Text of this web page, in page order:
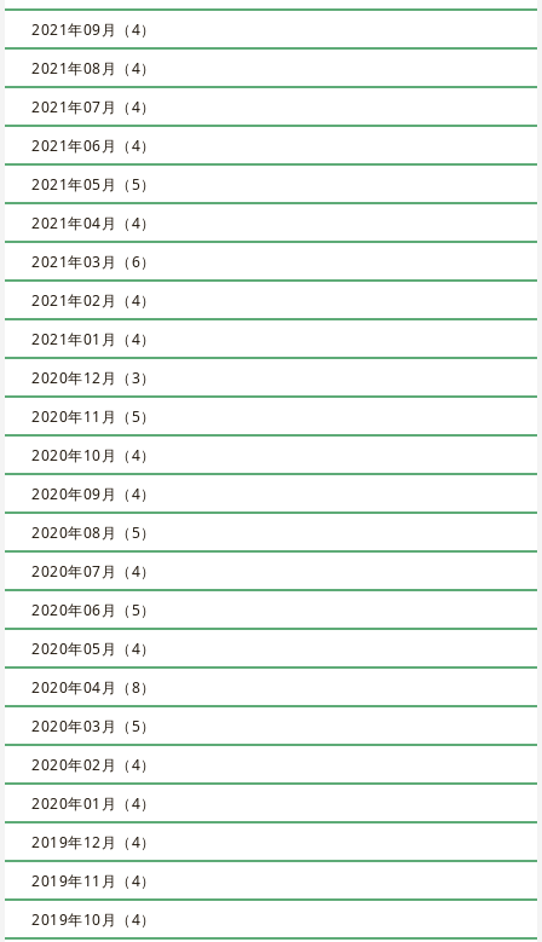
2021年09月（4）
2021年08月（4）
2021年07月（4）
2021年06月（4）
2021年05月（5）
2021年04月（4）
2021年03月（6）
2021年02月（4）
2021年01月（4）
2020年12月（3）
2020年11月（5）
2020年10月（4）
2020年09月（4）
2020年08月（5）
2020年07月（4）
2020年06月（5）
2020年05月（4）
2020年04月（8）
2020年03月（5）
2020年02月（4）
2020年01月（4）
2019年12月（4）
2019年11月（4）
2019年10月（4）